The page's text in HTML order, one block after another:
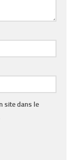
site dans le